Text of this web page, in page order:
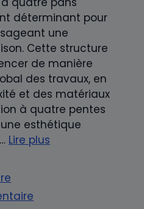
déterminant pour
une
Cette structure
de manière
des travaux, en
et des matériaux
à quatre pentes
esthétique
Lire plus